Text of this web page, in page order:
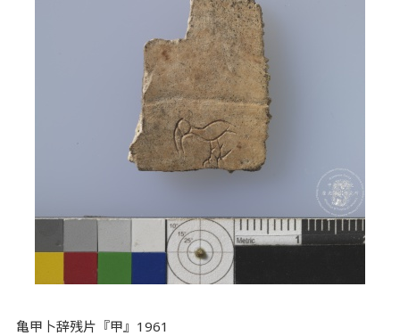
亀甲卜辞残片『甲』1961